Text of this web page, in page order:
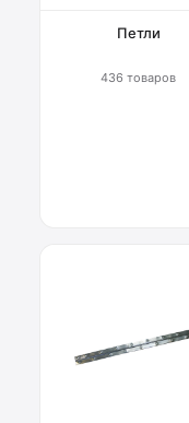
Петли
436 товаров